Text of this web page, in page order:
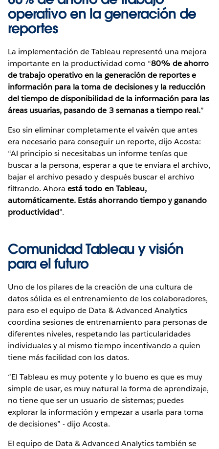
operativo en la generación de
reportes
La implementación de Tableau representó una mejora
importante en la productividad como “80% de ahorro
de trabajo operativo en la generación de reportes e
información para la toma de decisiones y la reducción
del tiempo de disponibilidad de la información para las
áreas usuarias, pasando de 3 semanas a tiempo real.”
Eso sin eliminar completamente el vaivén que antes
era necesario para conseguir un reporte, dijo Acosta:
“Al principio si necesitabas un informe tenías que
buscar a la persona, esperar a que te enviara el archivo,
bajar el archivo pesado y después buscar el archivo
filtrando. Ahora está todo en Tableau,
automáticamente. Estás ahorrando tiempo y ganando
productividad”.
Comunidad Tableau y visión
para el futuro
Uno de los pilares de la creación de una cultura de
datos sólida es el entrenamiento de los colaboradores,
para eso el equipo de Data & Advanced Analytics
coordina sesiones de entrenamiento para personas de
diferentes niveles, respetando las particularidades
individuales y al mismo tiempo incentivando a quien
tiene más facilidad con los datos.
“El Tableau es muy potente y lo bueno es que es muy
simple de usar, es muy natural la forma de aprendizaje,
no tiene que ser un usuario de sistemas; puedes
explorar la información y empezar a usarla para toma
de decisiones” - dijo Acosta.
El equipo de Data & Advanced Analytics también se